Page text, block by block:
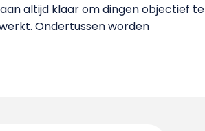
altijd klaar om dingen objectief te
Ondertussen worden